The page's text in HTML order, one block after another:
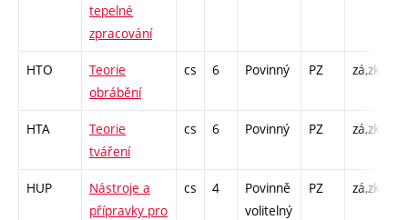
tepelné
zpracování
HTO
Teorie
obrábění
cs 6 Povinný PZ zá,zk
HTA
Teorie
tváření
cs 6 Povinný PZ zá,zk
HUP
Nástroje a
přípravky pro
cs 4
Povinně
volitelný
PZ zá,zk